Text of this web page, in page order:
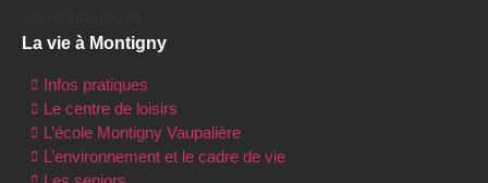
La vie à Montigny
Infos pratiques
Le centre de loisirs
L’école Montigny Vaupalière
L’environnement et le cadre de vie